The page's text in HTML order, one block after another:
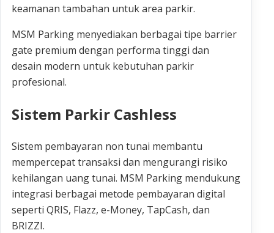
keamanan tambahan untuk area parkir.
MSM Parking menyediakan berbagai tipe barrier
gate premium dengan performa tinggi dan
desain modern untuk kebutuhan parkir
profesional.
Sistem Parkir Cashless
Sistem pembayaran non tunai membantu
mempercepat transaksi dan mengurangi risiko
kehilangan uang tunai. MSM Parking mendukung
integrasi berbagai metode pembayaran digital
seperti QRIS, Flazz, e-Money, TapCash, dan
BRIZZI.